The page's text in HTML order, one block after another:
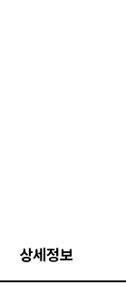
상세정보